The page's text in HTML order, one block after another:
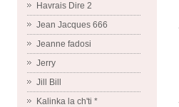
Havrais Dire 2
Jean Jacques 666
Jeanne fadosi
Jerry
Jill Bill
Kalinka la ch'ti *